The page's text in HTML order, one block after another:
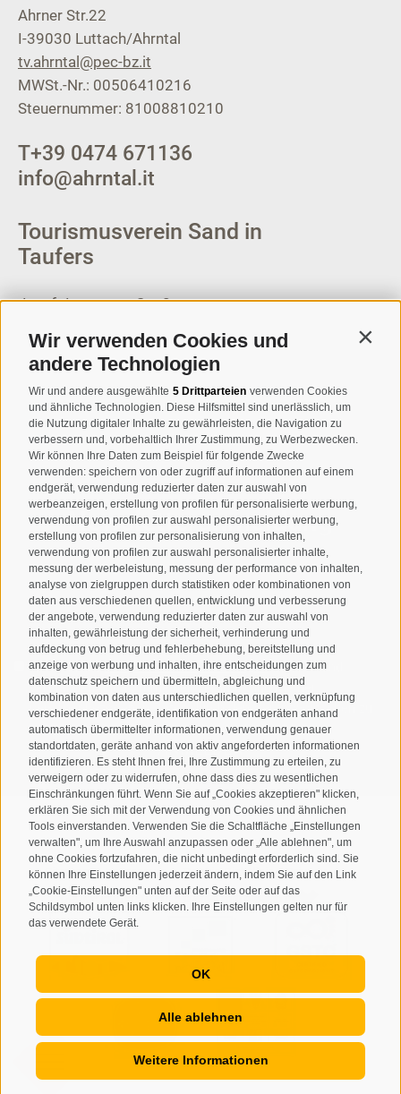
Wir verwenden Cookies und
andere Technologien
Wir und andere ausgewählte 5 Drittparteien verwenden Cookies
und ähnliche Technologien. Diese Hilfsmittel sind unerlässlich, um
die Nutzung digitaler Inhalte zu gewährleisten, die Navigation zu
verbessern und, vorbehaltlich Ihrer Zustimmung, zu Werbezwecken.
Wir können Ihre Daten zum Beispiel für folgende Zwecke
verwenden: speichern von oder zugriff auf informationen auf einem
endgerät, verwendung reduzierter daten zur auswahl von
werbeanzeigen, erstellung von profilen für personalisierte werbung,
verwendung von profilen zur auswahl personalisierter werbung,
erstellung von profilen zur personalisierung von inhalten,
verwendung von profilen zur auswahl personalisierter inhalte,
messung der werbeleistung, messung der performance von inhalten,
analyse von zielgruppen durch statistiken oder kombinationen von
daten aus verschiedenen quellen, entwicklung und verbesserung
der angebote, verwendung reduzierter daten zur auswahl von
inhalten, gewährleistung der sicherheit, verhinderung und
aufdeckung von betrug und fehlerbehebung, bereitstellung und
anzeige von werbung und inhalten, ihre entscheidungen zum
datenschutz speichern und übermitteln, abgleichung und
kombination von daten aus unterschiedlichen quellen, verknüpfung
verschiedener endgeräte, identifikation von endgeräten anhand
automatisch übermittelter informationen, verwendung genauer
standortdaten, geräte anhand von aktiv angeforderten informationen
identifizieren. Es steht Ihnen frei, Ihre Zustimmung zu erteilen, zu
verweigern oder zu widerrufen, ohne dass dies zu wesentlichen
Einschränkungen führt. Wenn Sie auf „Cookies akzeptieren" klicken,
erklären Sie sich mit der Verwendung von Cookies und ähnlichen
Tools einverstanden. Verwenden Sie die Schaltfläche „Einstellungen
verwalten", um Ihre Auswahl anzupassen oder „Alle ablehnen", um
ohne Cookies fortzufahren, die nicht unbedingt erforderlich sind. Sie
können Ihre Einstellungen jederzeit ändern, indem Sie auf den Link
„Cookie-Einstellungen" unten auf der Seite oder auf das
Schildsymbol unten links klicken. Ihre Einstellungen gelten nur für
das verwendete Gerät.
OK
Alle ablehnen
Weitere Informationen
Ahrner Str.22
I-39030 Luttach/Ahrntal
tv.ahrntal@pec-bz.it
MWSt.-Nr.: 00506410216
Steuernummer: 81008810210
T+39 0474 671136
info@ahrntal.it
Tourismusverein Sand in
Taufers
Josef-Jungmann-Str. 8
MWSt.-Nr: 00518320213
T+39 0474 678076
info@taufers.com
Newsletteranmeldung
Ich habe dieDatenschutzbestimmungengelesen und
verstanden und stimme der Verarbeitung meiner
personenbezogenen Daten durch den Verantwortlichen zu
ANMELDEN
Sitemap • Impressum • Cookie-Richtlinie • Privacy •
Cookie Präferenzen • created with passion by